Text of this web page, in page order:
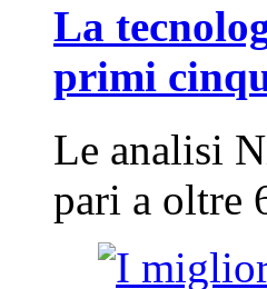
La
primi
Le analisi
pari a oltre